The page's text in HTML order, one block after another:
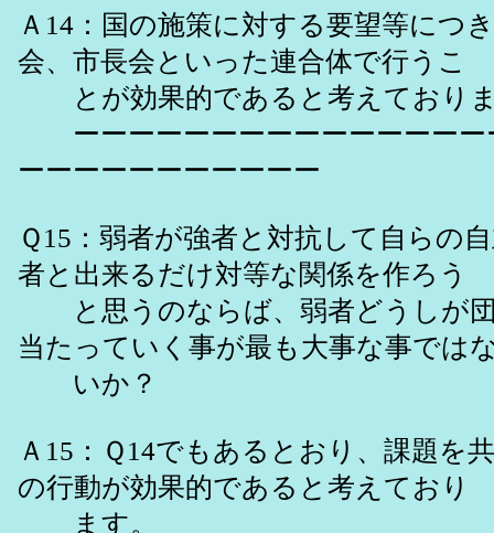
Ａ14：国の施策に対する要望等につ
会、市長会といった連合体で行うこ
とが効果的であると考えており
ーーーーーーーーーーーーーーー
ーーーーーーーーーーー
Ｑ15：弱者が強者と対抗して自らの
者と出来るだけ対等な関係を作ろう
と思うのならば、弱者どうしが
当たっていく事が最も大事な事では
いか？
Ａ15：Ｑ14でもあるとおり、課題を
の行動が効果的であると考えており
ます。